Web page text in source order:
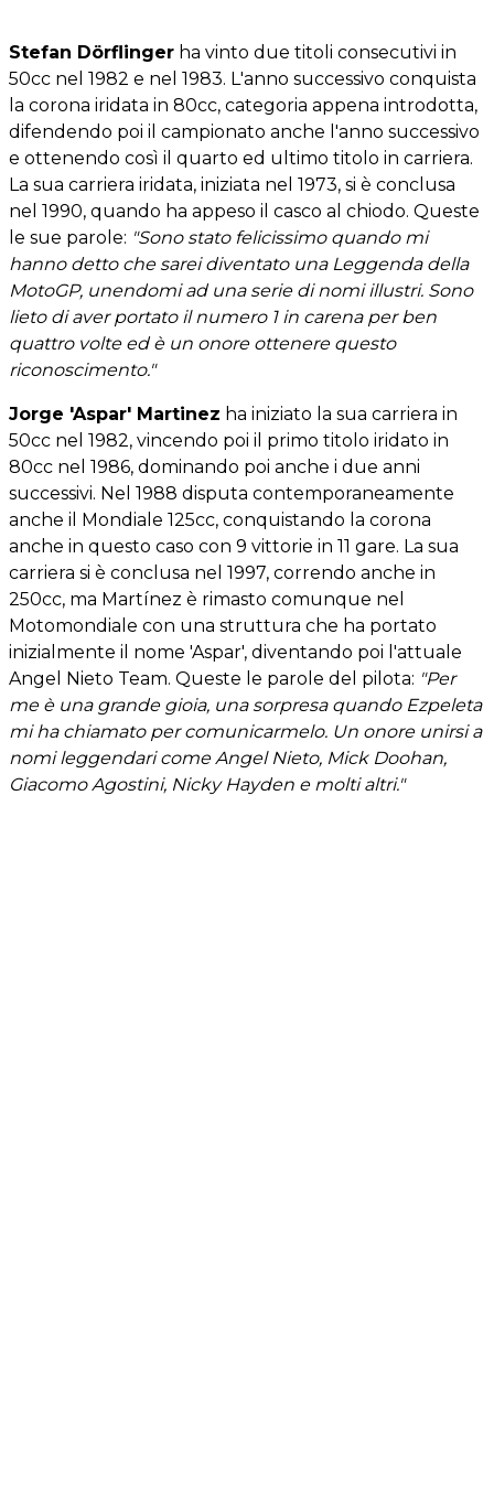
Stefan Dörflinger ha vinto due titoli consecutivi in
50cc nel 1982 e nel 1983. L'anno successivo conquista
la corona iridata in 80cc, categoria appena introdotta,
difendendo poi il campionato anche l'anno successivo
e ottenendo così il quarto ed ultimo titolo in carriera.
La sua carriera iridata, iniziata nel 1973, si è conclusa
nel 1990, quando ha appeso il casco al chiodo. Queste
le sue parole: "Sono stato felicissimo quando mi
hanno detto che sarei diventato una Leggenda della
MotoGP, unendomi ad una serie di nomi illustri. Sono
lieto di aver portato il numero 1 in carena per ben
quattro volte ed è un onore ottenere questo
riconoscimento."
Jorge 'Aspar' Martinez ha iniziato la sua carriera in
50cc nel 1982, vincendo poi il primo titolo iridato in
80cc nel 1986, dominando poi anche i due anni
successivi. Nel 1988 disputa contemporaneamente
anche il Mondiale 125cc, conquistando la corona
anche in questo caso con 9 vittorie in 11 gare. La sua
carriera si è conclusa nel 1997, correndo anche in
250cc, ma Martínez è rimasto comunque nel
Motomondiale con una struttura che ha portato
inizialmente il nome 'Aspar', diventando poi l'attuale
Angel Nieto Team. Queste le parole del pilota: "Per
me è una grande gioia, una sorpresa quando Ezpeleta
mi ha chiamato per comunicarmelo. Un onore unirsi a
nomi leggendari come Angel Nieto, Mick Doohan,
Giacomo Agostini, Nicky Hayden e molti altri."